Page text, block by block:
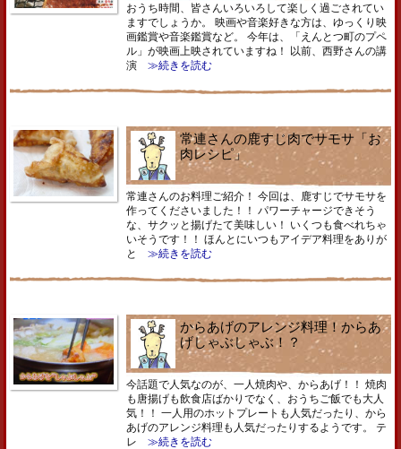
おうち時間、皆さんいろいろして楽しく過ごされてい
ますでしょうか。 映画や音楽好きな方は、ゆっくり映
画鑑賞や音楽鑑賞など。 今年は、「えんとつ町のプペ
ル」が映画上映されていますね！ 以前、西野さんの講
演 ≫続きを読む
常連さんの鹿すじ肉でサモサ「お
肉レシピ」
常連さんのお料理ご紹介！ 今回は、鹿すじでサモサを
作ってくださいました！！ パワーチャージできそう
な、サクッと揚げたて美味しい！ いくつも食べれちゃ
いそうです！！ ほんとにいつもアイデア料理をありが
と
≫続きを読む
からあげのアレンジ料理！からあ
げしゃぶしゃぶ！？
今話題で人気なのが、一人焼肉や、からあげ！！ 焼肉
も唐揚げも飲食店ばかりでなく、おうちご飯でも大人
気！！ 一人用のホットプレートも人気だったり、から
あげのアレンジ料理も人気だったりするようです。 テ
レ
≫続きを読む